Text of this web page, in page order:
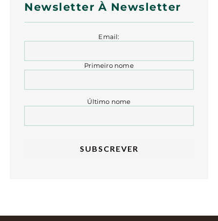
Newsletter À Newsletter
Email:
Primeiro nome
Último nome